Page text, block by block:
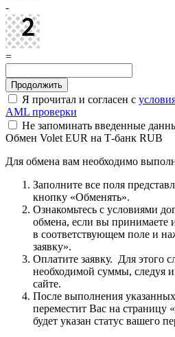
-
=
Я прочитал и согласен с
AML проверки
Не запоминать введенные
Обмен Volet EUR на Т-банк RUB
Для обмена вам необходимо
Заполните все поля
кнопку «Обменять».
Ознакомьтесь с условиями
обмена, если вы принимаете
в соответствующем поле и
заявку».
Оплатите заявку. Для этого
необходимой суммы, следуя
сайте.
После выполнения
переместит Вас на страницу
будет указан статус вашего